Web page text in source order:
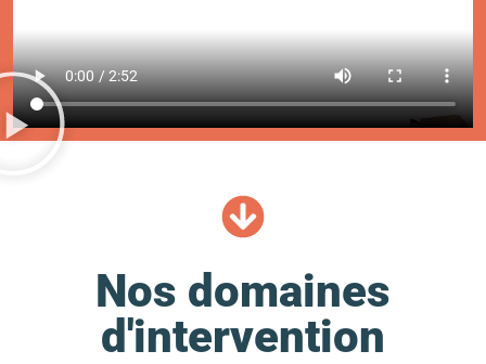
Nos domaines
d'intervention